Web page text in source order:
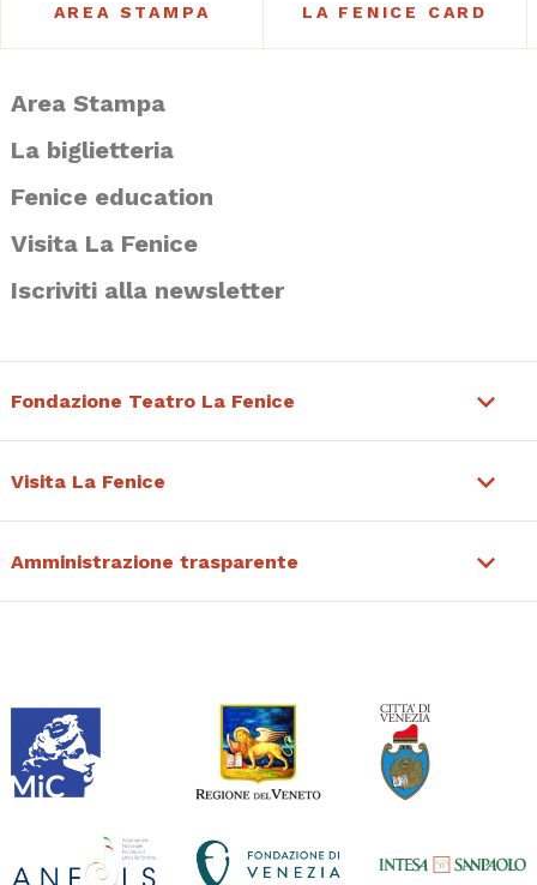
AREA STAMPA LA FENICE CARD
Area Stampa
La biglietteria
Fenice education
Visita La Fenice
Iscriviti alla newsletter
Fondazione Teatro La Fenice
Visita La Fenice
Amministrazione trasparente